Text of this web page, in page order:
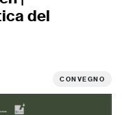
del
CONVEGNO